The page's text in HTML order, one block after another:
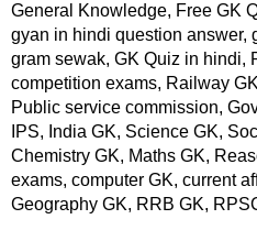
General Knowledge, Free GK
gyan in hindi question answer,
gram sewak, GK Quiz in hindi,
competition exams, Railway
Public service commission,
IPS, India GK, Science GK,
Chemistry GK, Maths GK,
exams, computer GK, current
Geography GK, RRB GK,